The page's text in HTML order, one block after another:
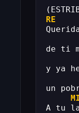
RE
de ti
y ya
un
A tu